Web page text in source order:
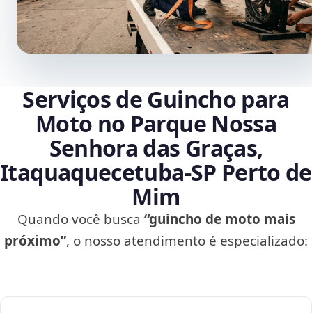
Serviços de Guincho para
Moto no Parque Nossa
Senhora das Graças,
Itaquaquecetuba‑SP Perto de
Mim
Quando você busca “guincho de moto mais
próximo”, o nosso atendimento é especializado: